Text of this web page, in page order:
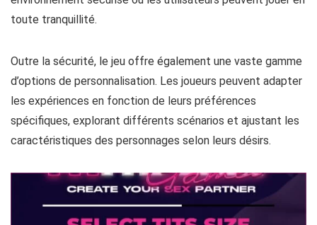
environnement sécurisé où les utilisateurs peuvent jouer en
Outre la sécurité, le jeu offre également une vaste gamme
d’options de personnalisation. Les joueurs peuvent adapter
les expériences en fonction de leurs préférences
spécifiques, explorant différents scénarios et ajustant les